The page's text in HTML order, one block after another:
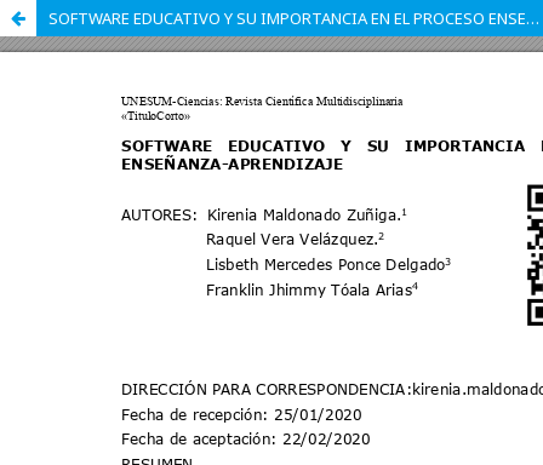
SOFTWARE EDUCATIVO Y SU IMPORTANCIA EN EL PROCESO ENSEÑANZA-APRENDIZAJE